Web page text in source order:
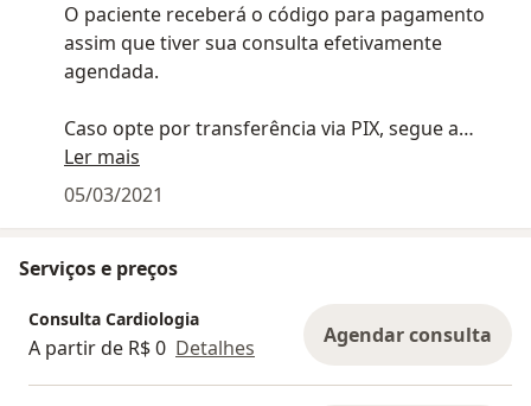
O paciente receberá o código para pagamento
assim que tiver sua consulta efetivamente
agendada.
Caso opte por transferência via PIX, segue a
chave: segatopedro@yahoo.com.br
-Obs: o pagamento deve ser
Ler mais
05/03/2021
Serviços e preços
Consulta Cardiologia
A partir de R$ 0 Detalhes Agendar consulta